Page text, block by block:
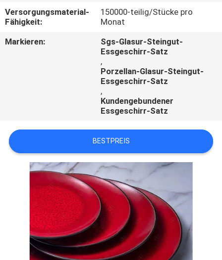
UNS
IN
VERBINDUNG
Versorgungsmaterial-
Fähigkeit:
150000-teilig/Stücke pro
Monat
Markieren:
Sgs-Glasur-Steingut-
Essgeschirr-Satz
,
Porzellan-Glasur-Steingut-
Essgeschirr-Satz
,
Kundengebundener
Essgeschirr-Satz
BESTPREIS